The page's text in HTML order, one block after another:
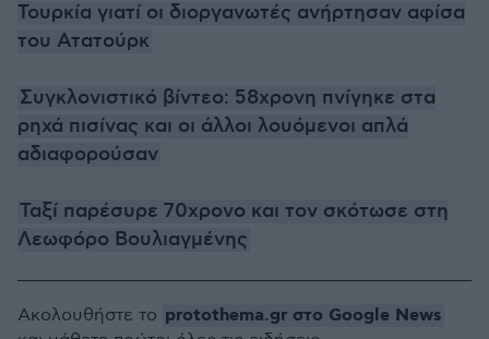
Τουρκία γιατί οι διοργανωτές ανήρτησαν αφίσα
του Ατατούρκ
Συγκλονιστικό βίντεο: 58χρονη πνίγηκε στα
ρηχά πισίνας και οι άλλοι λουόμενοι απλά
αδιαφορούσαν
Ταξί παρέσυρε 70χρονο και τον σκότωσε στη
Λεωφόρο Βουλιαγμένης
Ακολουθήστε το protothema.gr στο Google News